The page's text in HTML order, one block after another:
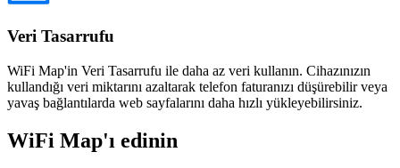
Veri Tasarrufu
WiFi Map'in Veri Tasarrufu ile daha az veri kullanın. Cihazınızın
kullandığı veri miktarını azaltarak telefon faturanızı düşürebilir veya
yavaş bağlantılarda web sayfalarını daha hızlı yükleyebilirsiniz.
WiFi Map'ı edinin